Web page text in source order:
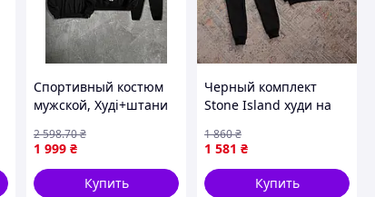
Спортивный костюм
мужской, Худі+штани
1 999 ₴
2 598.70₴
Купить
Черный комплект
Stone Island худи на
шапка мужской
костюм ART0148
1 581 ₴
1 860₴
Купить